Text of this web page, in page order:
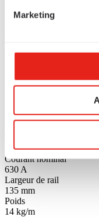
Marketing
Barres conductrices
Barres
aluminium
XCM Al 630
Courant nominal
630 A
Largeur de rail
135 mm
Poids
14 kg/m